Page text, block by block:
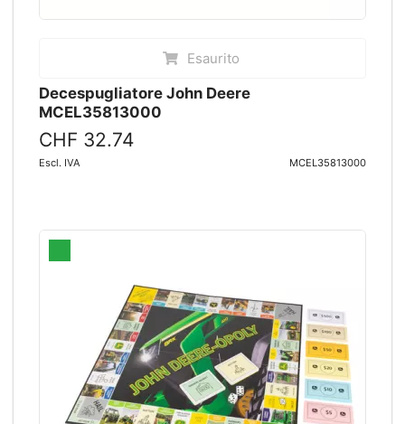
Esaurito
Decespugliatore John Deere
MCEL35813000
CHF 32.74
Escl. IVA MCEL35813000